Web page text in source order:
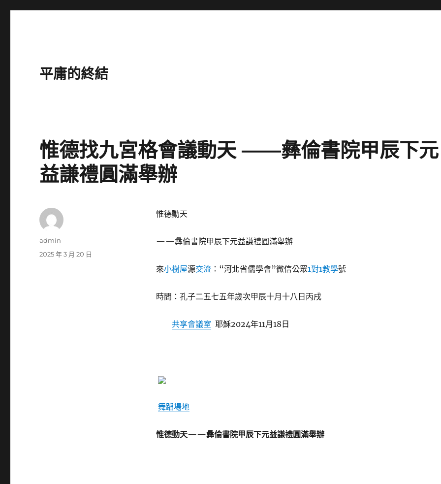
平庸的終結
惟德找九宮格會議動天 ——彝倫書院甲辰下元
益謙禮圓滿舉辦
惟德動天
——彝倫書院甲辰下元益謙禮圓滿舉辦
來小樹屋源交流 ：“河北省儒學會”微信公眾1對1教學號
時間：孔子二五七五年歲次甲辰十月十八日丙戌
共享會議室 耶穌2024年11月18日
舞蹈場地
惟德動天——彝倫書院甲辰下元益謙禮圓滿舉辦
作
admin
發
2025 年 3 月 20 日